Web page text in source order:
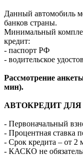
Данный автомобиль
банков страны.
Минимальный
кредит:
- паспорт РФ
- водительское
Рассмотрение
мин).
АВТОКРЕДИТ
- Первоначальный
- Процентная ставка
- Срок кредита – от 2
- КАСКО не